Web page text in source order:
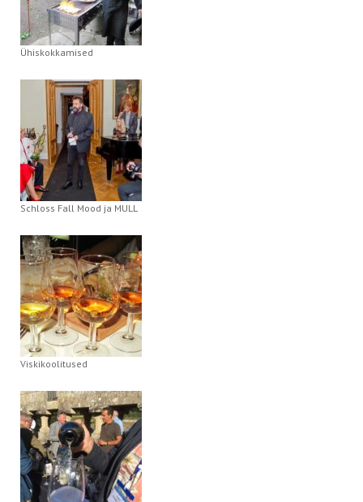
Ühiskokkamised
Schloss Fall Mood ja MULL
Viskikoolitused